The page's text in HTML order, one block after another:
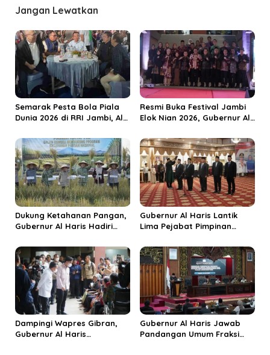
a
s
i
p
o
s
Jangan Lewatkan
Semarak Pesta Bola Piala
Dunia 2026 di RRI Jambi, Al
Ekonomi Rakyat
Resmi Buka Festival Jambi
Elok Nian 2026, Gubernur Al
Jadi Destinasi Wisata
Budaya Unggulan
Dukung Ketahanan Pangan,
Gubernur Al Haris Hadiri
Kabupaten Tanjungjabung
Timur
Gubernur Al Haris Lantik
Lima Pejabat Pimpinan
Penguatan Kinerja dan
Integritas
Dampingi Wapres Gibran,
Gubernur Al Haris
Gubernur Al Haris Jawab
Pandangan Umum Fraksi